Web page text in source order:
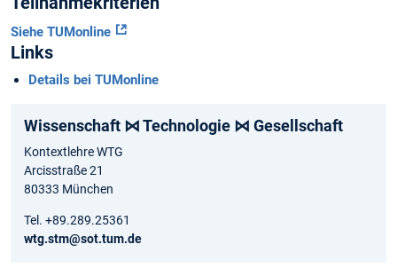
Siehe TUMonline
Links
Details bei TUMonline
Wissenschaft ⋈ Technologie ⋈ Gesellschaft
Kontextlehre WTG
Arcisstraße 21
80333 München
Tel. +89.289.25361
wtg.stm@sot.tum.de